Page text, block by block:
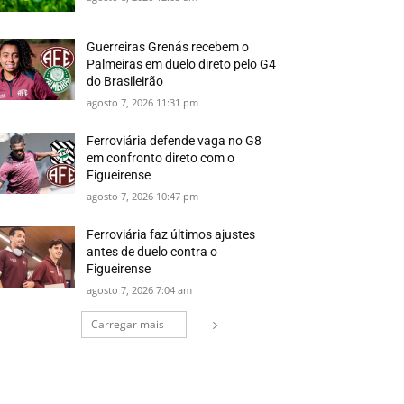
Guerreiras Grenás recebem o
Palmeiras em duelo direto pelo G4
do Brasileirão
agosto 7, 2026 11:31 pm
Ferroviária defende vaga no G8
em confronto direto com o
Figueirense
agosto 7, 2026 10:47 pm
Ferroviária faz últimos ajustes
antes de duelo contra o
Figueirense
agosto 7, 2026 7:04 am
Carregar mais